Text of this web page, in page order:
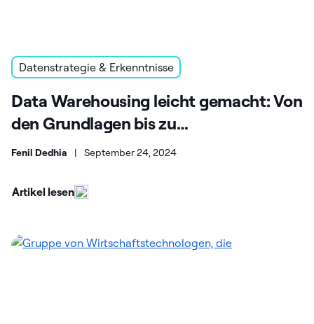
Datenstrategie & Erkenntnisse
Data Warehousing leicht gemacht: Von
den Grundlagen bis zu
fortgeschrittenen Themen
Fenil Dedhia | September 24, 2024
Artikel lesen